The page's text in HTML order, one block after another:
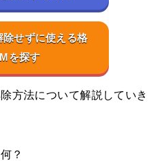
除せずに使える格
を探す
方法について解説していき
？